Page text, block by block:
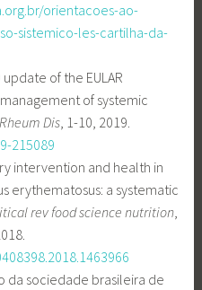
orientacoes-ao-
sistemico-les-cartilha-da-
update of the EULAR
of systemic
Dis, 1-10, 2019.
215089
intervention and health in
erythematosus: a systematic
rev food science nutrition,
da sociedade brasileira de